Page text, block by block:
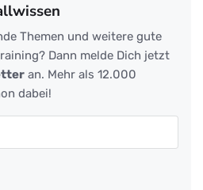
Themen und weitere gute
Dann melde Dich jetzt
an. Mehr als 12.000
dabei!